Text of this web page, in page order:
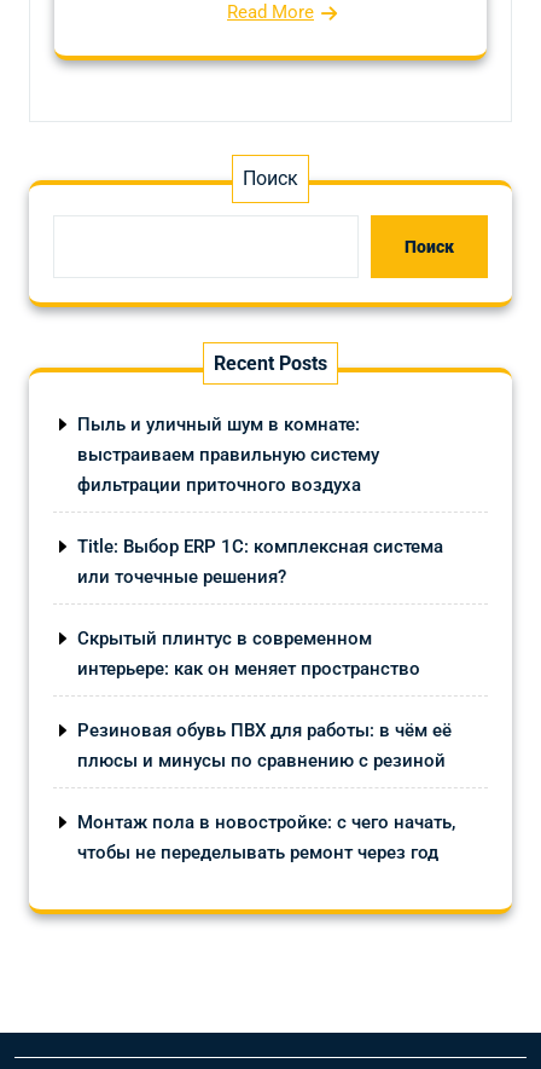
Read More
Поиск
Поиск
Recent Posts
Пыль и уличный шум в комнате:
выстраиваем правильную систему
фильтрации приточного воздуха
Title: Выбор ERP 1С: комплексная система
или точечные решения?
Скрытый плинтус в современном
интерьере: как он меняет пространство
Резиновая обувь ПВХ для работы: в чём её
плюсы и минусы по сравнению с резиной
Монтаж пола в новостройке: с чего начать,
чтобы не переделывать ремонт через год